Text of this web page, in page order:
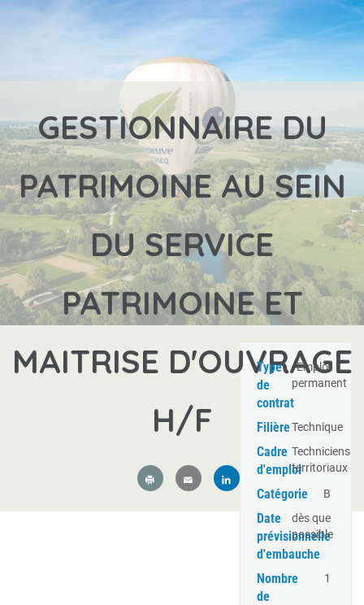
GESTIONNAIRE DU
PATRIMOINE AU SEIN
DU SERVICE
PATRIMOINE ET
MAITRISE D'OUVRAGE
H/F
Type
de
contrat
Emploi
permanent
FilièreTechnique
Cadre
d'emploi
Techniciens
territoriaux
Catégorie B
Date
prévisionnelle
d'embauche
dès que
possible
Nombre
de
1